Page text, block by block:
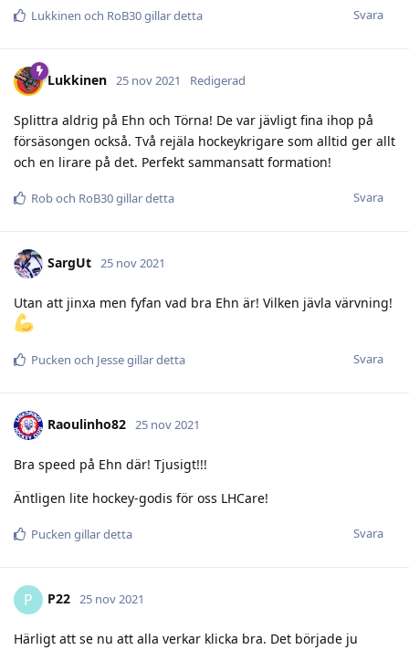
Svara
Lukkinen och RoB30gillar detta
Lukkinen 25 nov 2021 Redigerad
Splittra aldrig på Ehn och Törna! De var jävligt fina ihop på
försäsongen också. Två rejäla hockeykrigare som alltid ger allt
och en lirare på det. Perfekt sammansatt formation!
Svara
Roboch RoB30gillar detta
SargUt 25 nov 2021
Utan att jinxa men fyfan vad bra Ehn är! Vilken jävla värvning!
Svara
Pucken och Jessegillar detta
Raoulinho82 25 nov 2021
Bra speed på Ehn där! Tjusigt!!!
Äntligen lite hockey-godis för oss LHCare!
Svara
Pucken gillar detta
P P22 25 nov 2021
Härligt att se nu att alla verkar klicka bra. Det började ju